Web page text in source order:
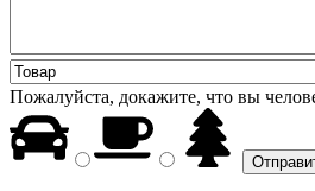
Пожалуйста, докажите, что вы